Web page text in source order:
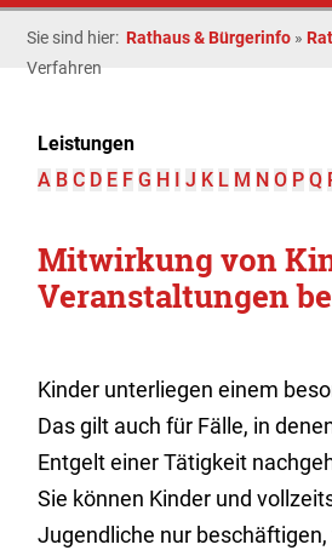
Sie sind hier: Rathaus & Bürgerinfo »
Verfahren
Leistungen
A B C D E F G H I J K L M N O P Q
Mitwirkung von
Veranstaltungen
Kinder unterliegen einem
Das gilt auch für Fälle, in
Entgelt einer Tätigkeit
Sie können Kinder und
Jugendliche nur